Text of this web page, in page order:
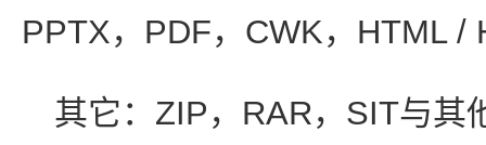
PPTX，PDF，CWK，HTML /
其它：ZIP，RAR，SIT与其